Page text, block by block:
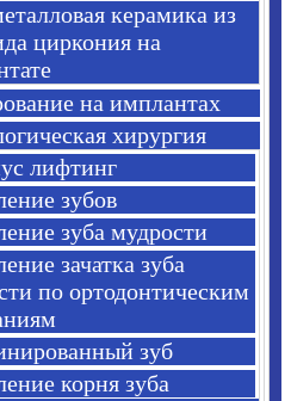
керамика из
циркония на
на имплантах
хирургия
лифтинг
зубов
зуба мудрости
зачатка зуба
по ортодонтическим
зуб
корня зуба